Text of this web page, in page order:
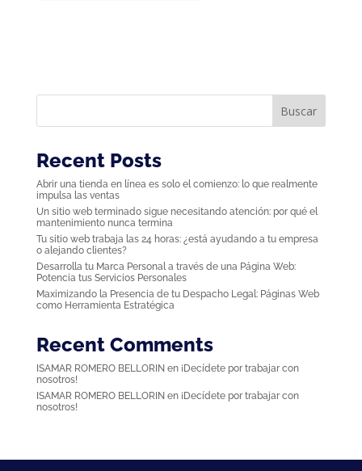
Buscar
Recent Posts
Abrir una tienda en línea es solo el comienzo: lo que realmente
impulsa las ventas
Un sitio web terminado sigue necesitando atención: por qué el
mantenimiento nunca termina
Tu sitio web trabaja las 24 horas: ¿está ayudando a tu empresa
o alejando clientes?
Desarrolla tu Marca Personal a través de una Página Web:
Potencia tus Servicios Personales
Maximizando la Presencia de tu Despacho Legal: Páginas Web
como Herramienta Estratégica
Recent Comments
ISAMAR ROMERO BELLORIN en ¡Decídete por trabajar con
nosotros!
ISAMAR ROMERO BELLORIN en ¡Decídete por trabajar con
nosotros!